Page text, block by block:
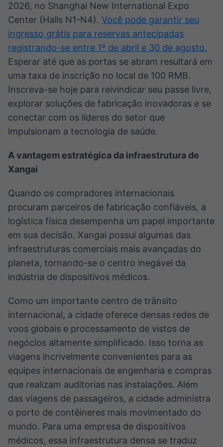
no Brasil
IA
Em breve
BroadFast
Em breve
Gestão de
Investimentos
Em breve
Tokenização
de ativos
2026, no Shanghai New International Expo
Center (Halls N1-N4). Você pode garantir seu
ingresso grátis para reservas antecipadas
registrando-se entre 1º de abril e 30 de agosto.
Esperar até que as portas se abram resultará em
uma taxa de inscrição no local de 100 RMB.
Inscreva-se hoje para reivindicar seu passe livre,
explorar soluções de fabricação inovadoras e se
conectar com os líderes do setor que
impulsionam a tecnologia de saúde.
A vantagem estratégica da infraestrutura de
Xangai
Quando os compradores internacionais
procuram parceiros de fabricação confiáveis, a
logística física desempenha um papel importante
em sua decisão. Xangai possui algumas das
infraestruturas comerciais mais avançadas do
planeta, tornando-se o centro inegável da
indústria de dispositivos médicos.
Como um importante centro de trânsito
internacional, a cidade oferece densas redes de
voos globais e processamento de vistos de
negócios altamente simplificado. Isso torna as
viagens incrivelmente convenientes para as
equipes internacionais de engenharia e compras
que realizam auditorias nas instalações. Além
das viagens de passageiros, a cidade administra
o porto de contêineres mais movimentado do
mundo. Para uma empresa de dispositivos
médicos, essa infraestrutura densa se traduz